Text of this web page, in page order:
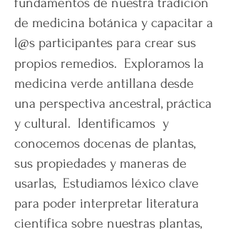
de medicina botánica y capacitar a
l@s participantes para crear sus
propios remedios. Exploramos la
medicina verde antillana desde
una perspectiva ancestral, práctica
y cultural. Identificamos y
conocemos docenas de plantas,
sus propiedades y maneras de
usarlas, Estudiamos léxico clave
para poder interpretar literatura
científica sobre nuestras plantas,